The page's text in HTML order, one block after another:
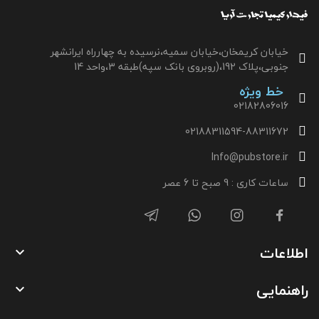
خیابان کریمخان،خیابان سمیه،نرسیده به چهارراه ایرانشهر
جنوبی،پلاک 192،(روبروی بانک سپه)طبقه 3،واحد 14
خط ویژه
02182806016
02188311594-88311672
Info@pubstore.ir
ساعات کاری : 9 صبح تا 6 عصر
اطلاعات 
راهنمایی 